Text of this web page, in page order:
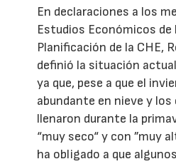
En declaraciones a los
Estudios Económicos de
Planificación de la CHE,
definió la situación
ya que, pese a que el
abundante en nieve y los
llenaron durante la
“muy seco“ y con ”muy
ha obligado a que